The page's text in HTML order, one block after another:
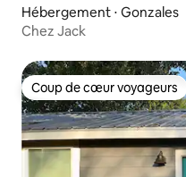
Hébergement ⋅ Gonzales
Chez Jack
Coup de cœur voyageurs
Coup de cœur voyageurs